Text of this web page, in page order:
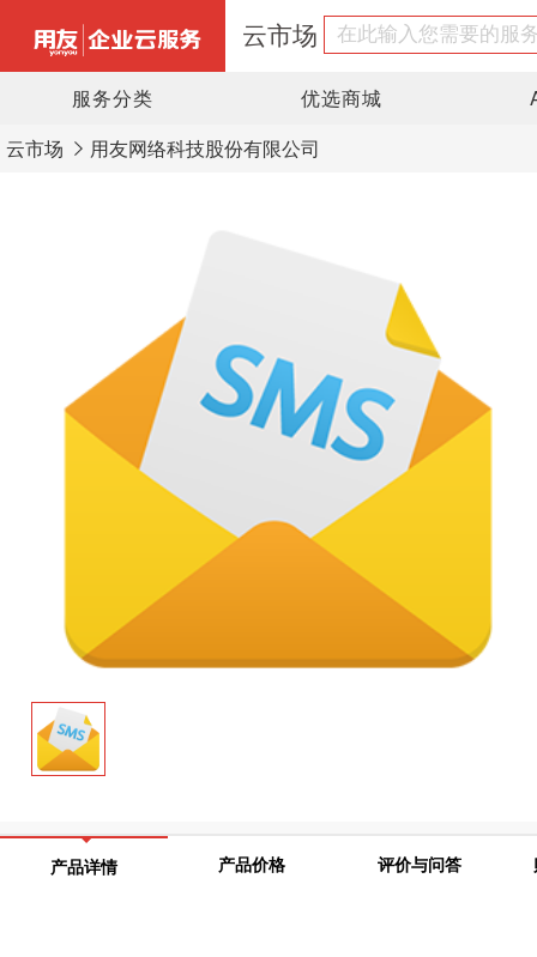
云市场
服务分类 优选商城
云市场
用友网络科技股份有限公司
产品详情 产品价格 评价与问答